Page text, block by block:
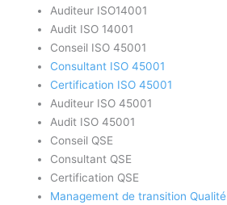
Auditeur ISO14001
Audit ISO 14001
Conseil ISO 45001
Consultant ISO 45001
Certification ISO 45001
Auditeur ISO 45001
Audit ISO 45001
Conseil QSE
Consultant QSE
Certification QSE
Management de transition Qualité